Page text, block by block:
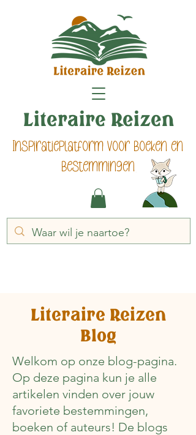
Inspiratieplatform voor boeken en
bestemmingen
Literaire Reizen
Literaire Reizen
Blog
Welkom op onze blog-pagina.
Op deze pagina kun je alle
artikelen vinden over jouw
favoriete bestemmingen,
boeken of auteurs! De blogs